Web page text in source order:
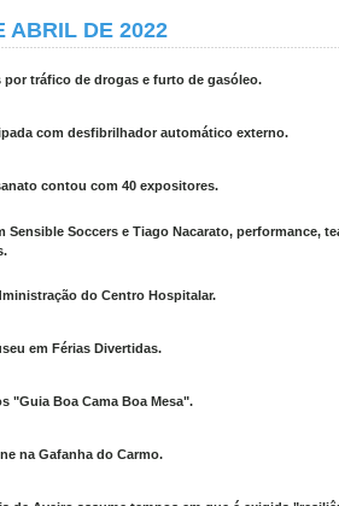
ABRIL DE 2022
por tráfico de drogas e furto de gasóleo.
com desfibrilhador automático externo.
contou com 40 expositores.
Sensible Soccers e Tiago Nacarato, performance,
do Centro Hospitalar.
em Férias Divertidas.
"Guia Boa Cama Boa Mesa".
na Gafanha do Carmo.